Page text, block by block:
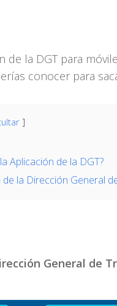
de la DGT para
conocer para
Aplicación de la DGT?
la Dirección General
General de